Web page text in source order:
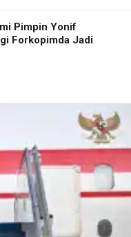
Pimpin Yonif
Forkopimda Jadi